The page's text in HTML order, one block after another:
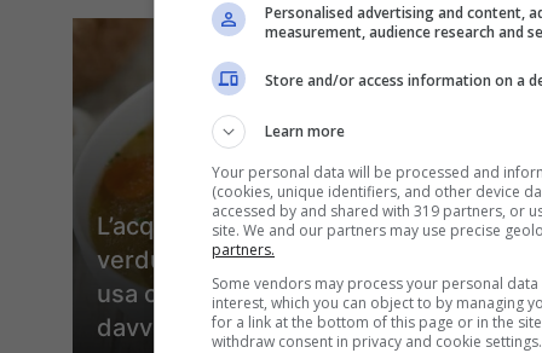
L’acqua di cottura delle
verdure si può bere? C’è chi la
usa come tisana, ma è
davvero una buona idea?
Personalised advertising and content,
measurement, audience research and
Store and/or access information on a
Learn more
Your personal data will be processed and
(cookies, unique identifiers, and other device
accessed by and shared with 319 partners, or
site. We and our partners may use precise
partners.
Some vendors may process your personal
interest, which you can object to by managing
for a link at the bottom of this page or in the
withdraw consent in privacy and cookie settings.